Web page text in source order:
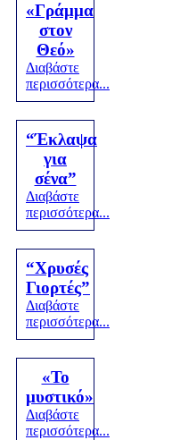
«Γράμμα
στον
Θεό»
Διαβάστε
περισσότερα...
“Έκλαψα
για
σένα”
Διαβάστε
περισσότερα...
“Χρυσές
Γιορτές”
Διαβάστε
περισσότερα...
«Το
μυστικό»
Διαβάστε
περισσότερα...